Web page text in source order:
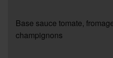
Base sauce tomate,
champignons